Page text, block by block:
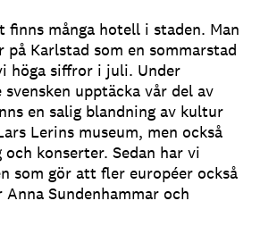
finns många hotell i staden. Man
på Karlstad som en sommarstad
höga siffror i juli. Under
upptäcka vår del av
en salig blandning av kultur
Lerins museum, men också
konserter. Sedan har vi
som gör att fler européer också
Sundenhammar och